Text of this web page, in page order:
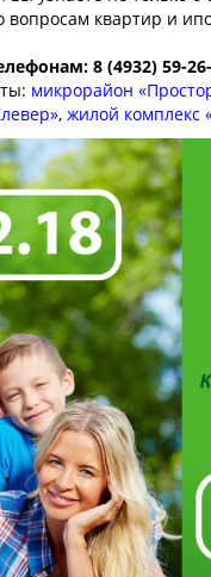
вопросам квартир и
8 (4932) 59-
микрорайон
, жилой комплекс